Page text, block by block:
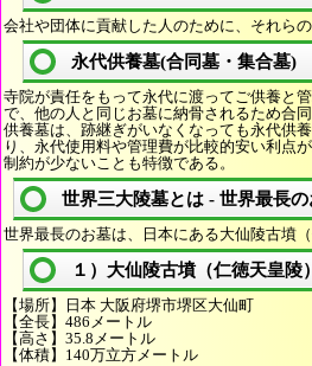
会社や団体に貢献した人のために、それら
永代供養墓(合同墓・集合墓)
寺院が責任をもって永代に渡ってご供養と
で、他の人と同じお墓に納骨されるため合
供養墓は、跡継ぎがいなくなっても永代供
り、永代使用料や管理費が比較的安い利点
制約が少ないことも特徴である。
世界三大陵墓とは - 世界最長
世界最長のお墓は、日本にある大仙陵古墳
１）大仙陵古墳（仁徳天皇陵）
【場所】日本 大阪府堺市堺区大仙町
【全長】486メートル
【高さ】35.8メートル
【体積】140万立方メートル